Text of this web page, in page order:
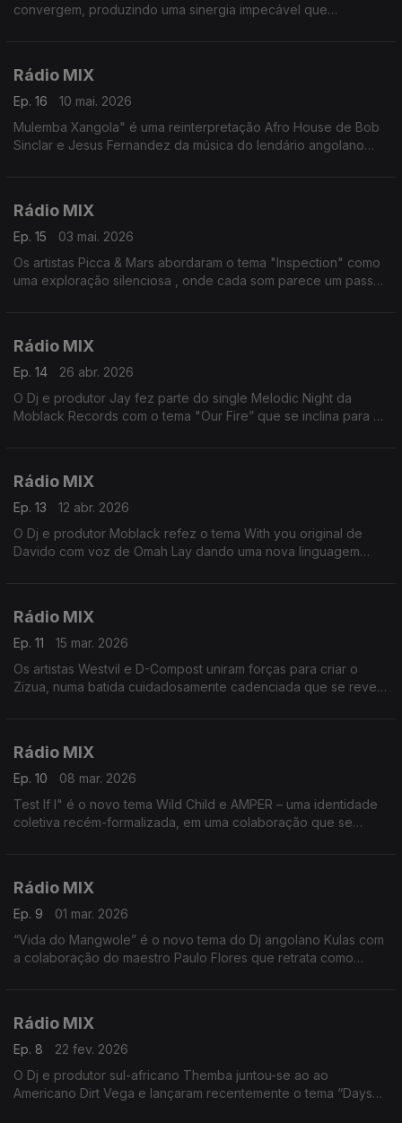
convergem, produzindo uma sinergia impecável que
Rádio MIX
Ep. 16
10 mai. 2026
Mulemba Xangola" é uma reinterpretação Afro House de Bob
Sinclar e Jesus Fernandez da música do lendário angolano
Rádio MIX
Ep. 15
03 mai. 2026
Os artistas Picca & Mars abordaram o tema "Inspection" como
uma exploração silenciosa , onde cada som parece um passo
Rádio MIX
Ep. 14
26 abr. 2026
O Dj e produtor Jay fez parte do single Melodic Night da
Moblack Records com o tema "Our Fire” que se inclina para a
Rádio MIX
Ep. 13
12 abr. 2026
O Dj e produtor Moblack refez o tema With you original de
Davido com voz de Omah Lay dando uma nova linguagem
Rádio MIX
Ep. 11
15 mar. 2026
Os artistas Westvil e D-Compost uniram forças para criar o
Zizua, numa batida cuidadosamente cadenciada que se revela
Rádio MIX
Ep. 10
08 mar. 2026
Test If I" é o novo tema Wild Child e AMPER – uma identidade
coletiva recém-formalizada, em uma colaboração que se
Rádio MIX
Ep. 9
01 mar. 2026
“Vida do Mangwole” é o novo tema do Dj angolano Kulas com
a colaboração do maestro Paulo Flores que retrata como
Rádio MIX
Ep. 8
22 fev. 2026
O Dj e produtor sul-africano Themba juntou-se ao ao
Americano Dirt Vega e lançaram recentemente o tema “Days